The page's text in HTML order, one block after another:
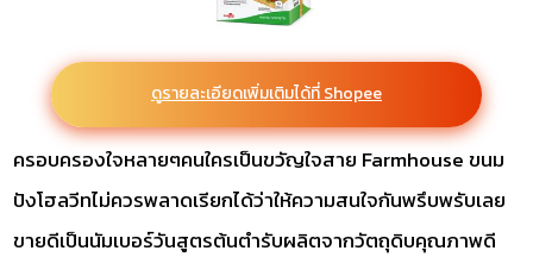
ดูรายละเอียดเพิ่มเติมได้ที่ Shopee
ครอบครองใจหลายๆคนใครเป็นขวัญใจสาย Farmhouse ขนม
ปังโฮลวีทไม่ควรพลาดเรียกได้ว่าให้ความสนใจกันพรึบพรับเลย
ขายดีเป็นนัมเบอร์วันสูตรต้นตำรับผลิตจากวัตถุดิบคุณภาพดี